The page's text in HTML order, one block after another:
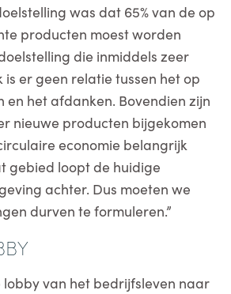
was dat 65% van de op
producten moest worden
die inmiddels zeer
er geen relatie tussen het op
het afdanken. Bovendien zijn
nieuwe producten bijgekomen
economie belangrijk
gebied loopt de huidige
achter. Dus moeten we
durven te formuleren.”
van het bedrijfsleven naar